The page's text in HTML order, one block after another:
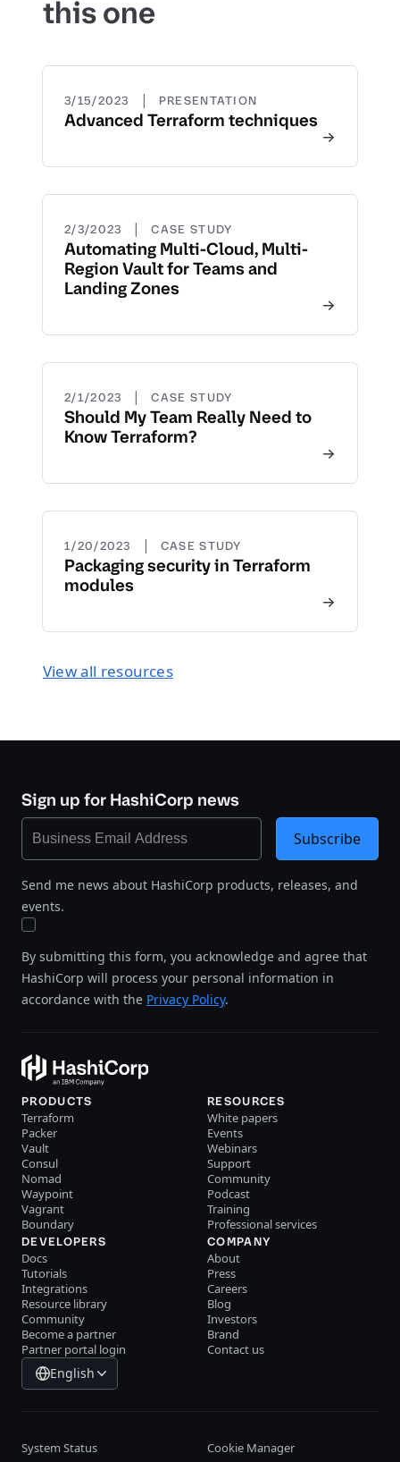
this one
3/15/2023 | PRESENTATION
Advanced Terraform techniques
2/3/2023 | CASE STUDY
Automating Multi-Cloud, Multi-
Region Vault for Teams and
Landing Zones
2/1/2023 | CASE STUDY
Should My Team Really Need to
Know Terraform?
1/20/2023 | CASE STUDY
Packaging security in Terraform
modules
View all resources
Sign up for HashiCorp news
Send me news about HashiCorp products, releases, and
events.
By submitting this form, you acknowledge and agree that
HashiCorp will process your personal information in
accordance with the Privacy Policy.
Subscribe
PRODUCTS
Terraform
Packer
Vault
Consul
Nomad
Waypoint
Vagrant
Boundary
RESOURCES
White papers
Events
Webinars
Support
Community
Podcast
Training
Professional services
DEVELOPERS
Docs
Tutorials
Integrations
Resource library
Community
Become a partner
Partner portal login
COMPANY
About
Press
Careers
Blog
Investors
Brand
Contact us
English
System Status Cookie Manager